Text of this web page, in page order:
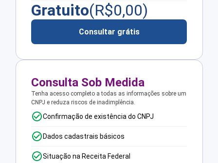
Gratuito(R$0,00)
Consultar grátis
Consulta Sob Medida
Tenha acesso completo a todas as informações sobre um
CNPJ e reduza riscos de inadimplência.
Confirmação de existência do CNPJ
Dados cadastrais básicos
Situação na Receita Federal